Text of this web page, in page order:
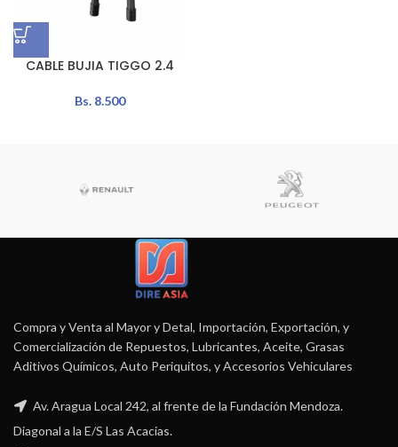
CABLE BUJIA TIGGO 2.4
Bs.8.500
Compra y Venta al Mayor y Detal, Importación, Exportación, y
Comercialización de Repuestos, Lubricantes, Aceite, Grasas
Aditivos Químicos, Auto Periquitos, y Accesorios Vehiculares
Av. Aragua Local 242, al frente de la Fundación Mendoza.
Diagonal a la E/S Las Acacias.